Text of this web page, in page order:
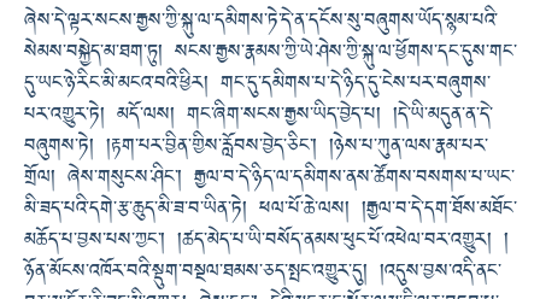
ཞེས་དེ་ལྟར་སངས་རྒྱས་ཀྱི་སྐུ་ལ་དམིགས་ཏེ་དེ་ན་དངོས་སུ་བཞུགས་ཡོད་སྙམ་པའི་
སེམས་བསྐྱེད་མ་ཐག་ཏུ། སངས་རྒྱས་རྣམས་ཀྱི་ཡེ་ཤེས་ཀྱི་སྐུ་ལ་ཕྱོགས་དང་དུས་གང་
དུ་ཡང་ཉེ་རིང་མི་མངའ་བའི་ཕྱིར། གང་དུ་དམིགས་པ་དེ་ཉིད་དུ་ངེས་པར་བཞུགས་
པར་འགྱུར་ཏེ། མདོ་ལས། གང་ཞིག་སངས་རྒྱས་ཡིད་བྱེད་པ། །དེ་ཡི་མདུན་ན་དེ་
བཞུགས་ཏེ། །རྟག་པར་བྱིན་གྱིས་རློབས་བྱེད་ཅིང་། །ཉེས་པ་ཀུན་ལས་རྣམ་པར་
གྲོལ། ཞེས་གསུངས་ཤིང་། རྒྱལ་བ་དེ་ཉིད་ལ་དམིགས་ནས་ཚོགས་བསགས་པ་ཡང་
མི་ཟད་པའི་དགེ་རྩ་ཆུད་མི་ཟ་བ་ཡིན་ཏེ། ཕལ་པོ་ཆེ་ལས། །རྒྱལ་བ་དེ་དག་ཐོས་མཐོང་
མཆོད་པ་བྱས་པས་ཀྱང་། །ཚད་མེད་པ་ཡི་བསོད་ནམས་ཕུང་པོ་འཕེལ་བར་འགྱུར། །
ཉོན་མོངས་འཁོར་བའི་སྡུག་བསྔལ་ཐམས་ཅད་སྤང་འགྱུར་དུ། །འདུས་བྱས་འདི་ནང་